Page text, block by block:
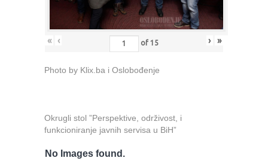
« ‹ of 15 › »
Photo by Klix.ba i Oslobođenje
Okrugli stol ”Perspektive, održivost, i
funkcioniranje javnih servisa u BiH”
No Images found.